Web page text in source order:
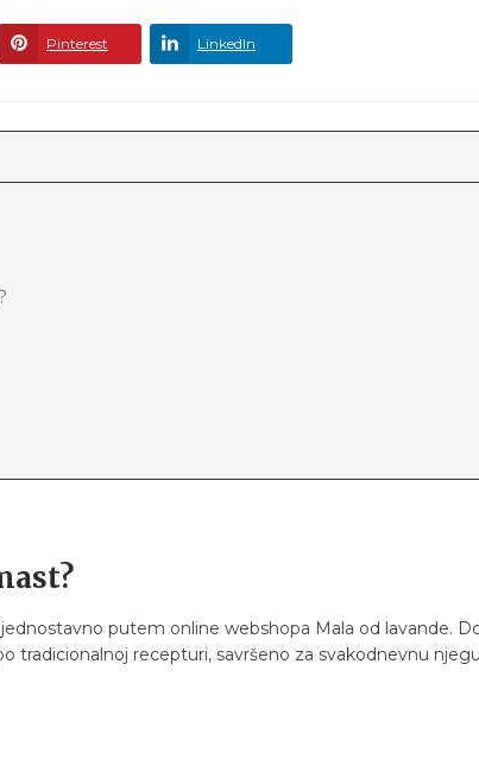
Pinterest LinkedIn
putem online webshopa Mala od lavande.
tradicionalnoj recepturi, savršeno za svakodnevnu